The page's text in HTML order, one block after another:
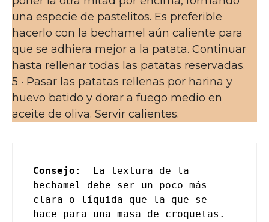
una especie de pastelitos. Es preferible
hacerlo con la bechamel aún caliente para
que se adhiera mejor a la patata. Continuar
hasta rellenar todas las patatas reservadas.
5 · Pasar las patatas rellenas por harina y
huevo batido y dorar a fuego medio en
aceite de oliva. Servir calientes.
Consejo :  La textura de la
bechamel debe ser un poco más
clara o líquida que la que se
hace para una masa de croquetas.